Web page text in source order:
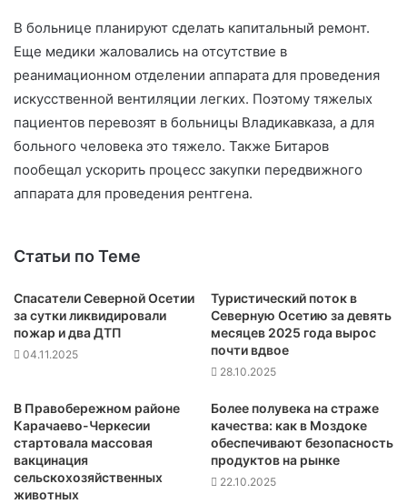
В больнице планируют сделать капитальный ремонт.
Еще медики жаловались на отсутствие в
реанимационном отделении аппарата для проведения
искусственной вентиляции легких. Поэтому тяжелых
пациентов перевозят в больницы Владикавказа, а для
больного человека это тяжело. Также Битаров
пообещал ускорить процесс закупки передвижного
аппарата для проведения рентгена.
Статьи по Теме
Спасатели Северной Осетии
за сутки ликвидировали
пожар и два ДТП
04.11.2025
Туристический поток в
Северную Осетию за девять
месяцев 2025 года вырос
почти вдвое
28.10.2025
В Правобережном районе
Карачаево-Черкесии
стартовала массовая
вакцинация
сельскохозяйственных
животных
Более полувека на страже
качества: как в Моздоке
обеспечивают безопасность
продуктов на рынке
22.10.2025